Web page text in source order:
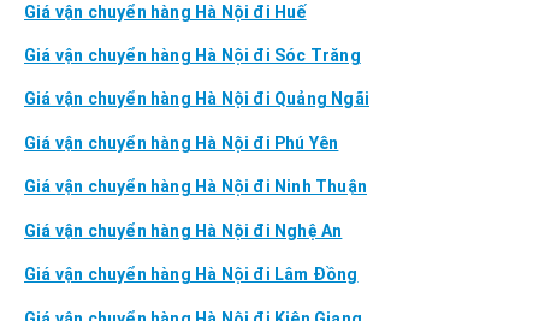
Giá vận chuyển hàng Hà Nội đi Huế
Giá vận chuyển hàng Hà Nội đi Sóc Trăng
Giá vận chuyển hàng Hà Nội đi Quảng Ngãi
Giá vận chuyển hàng Hà Nội đi Phú Yên
Giá vận chuyển hàng Hà Nội đi Ninh Thuận
Giá vận chuyển hàng Hà Nội đi Nghệ An
Giá vận chuyển hàng Hà Nội đi Lâm Đồng